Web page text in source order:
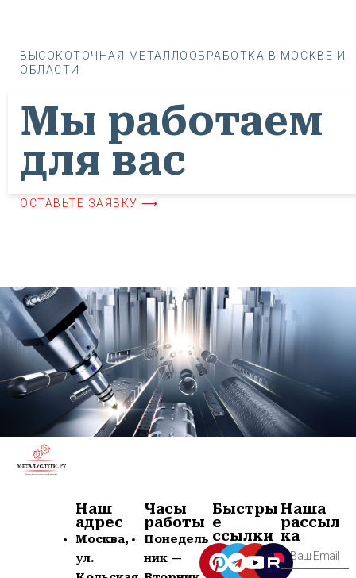
ВЫСОКОТОЧНАЯ МЕТАЛЛООБРАБОТКА В МОСКВЕ И
ОБЛАСТИ
Мы работаем
для вас
ОСТАВЬТЕ ЗАЯВКУ ⟶
Наш
адрес
Москва,
ул.
Часы
работы
Понедель
ник —
Быстры
е
ссылки
Наша
рассыл
ка